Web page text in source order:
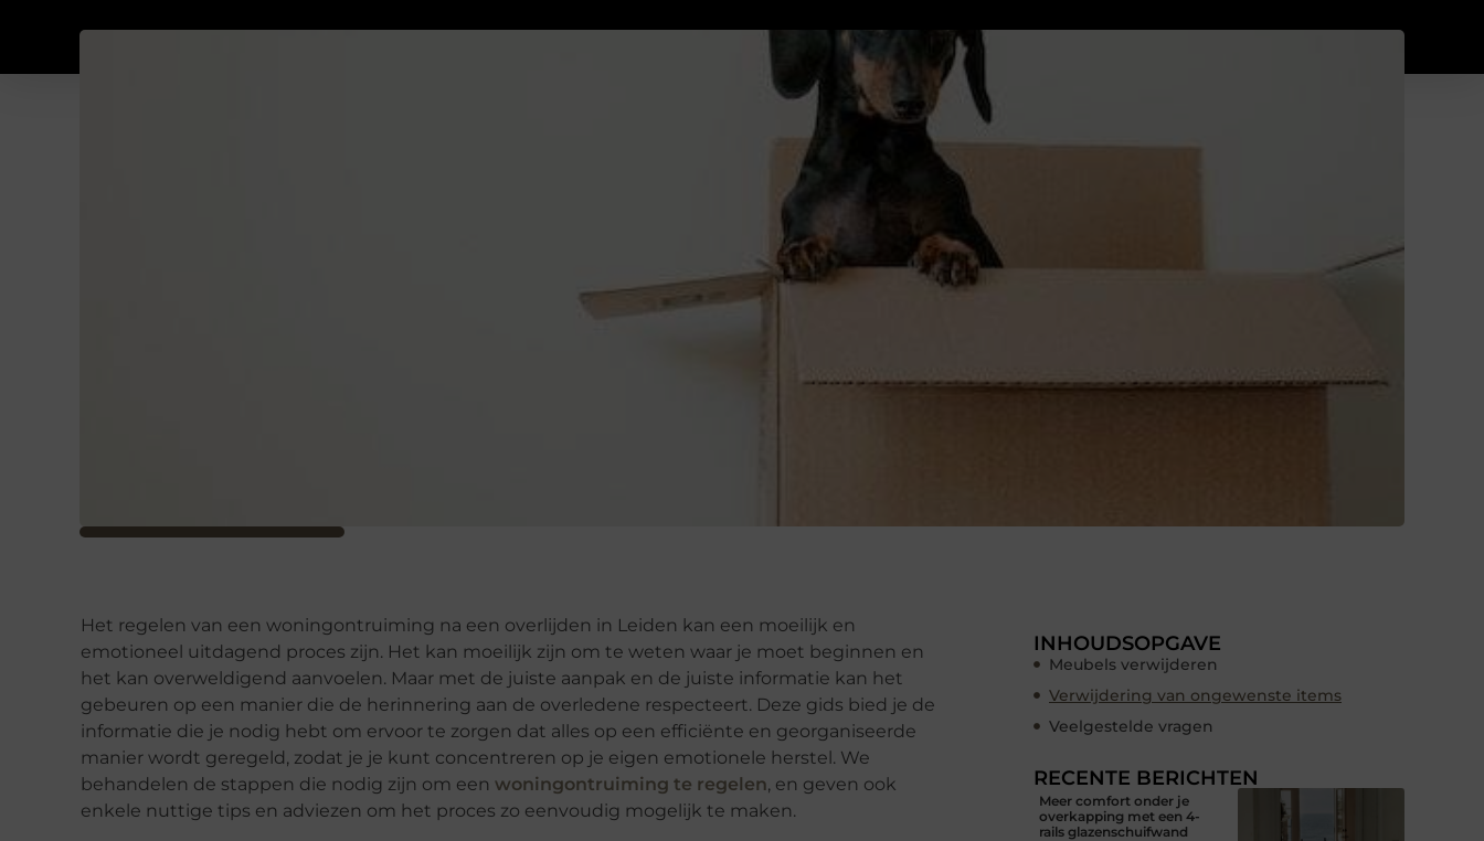
Het regelen van een woningontruiming na een overlijden in Leiden kan een moeilijk en
emotioneel uitdagend proces zijn. Het kan moeilijk zijn om te weten waar je moet beginnen en
het kan overweldigend aanvoelen. Maar met de juiste aanpak en de juiste informatie kan het
gebeuren op een manier die de herinnering aan de overledene respecteert. Deze gids bied je de
informatie die je nodig hebt om ervoor te zorgen dat alles op een efficiënte en georganiseerde
manier wordt geregeld, zodat je je kunt concentreren op je eigen emotionele herstel. We
behandelen de stappen die nodig zijn om een woningontruiming te regelen, en geven ook
enkele nuttige tips en adviezen om het proces zo eenvoudig mogelijk te maken.
INHOUDSOPGAVE
Meubels verwijderen
Verwijdering van ongewenste items
Veelgestelde vragen
RECENTE BERICHTEN
Meer comfort onder je
overkapping met een 4-
rails glazenschuifwand